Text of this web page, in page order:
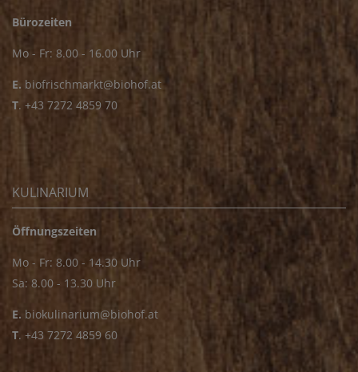
Bürozeiten
Mo - Fr: 8.00 - 16.00 Uhr
E. biofrischmarkt@biohof.at
T. +43 7272 4859 70
KULINARIUM
Öffnungszeiten
Mo - Fr: 8.00 - 14.30 Uhr
Sa: 8.00 - 13.30 Uhr
E. biokulinarium@biohof.at
T. +43 7272 4859 60